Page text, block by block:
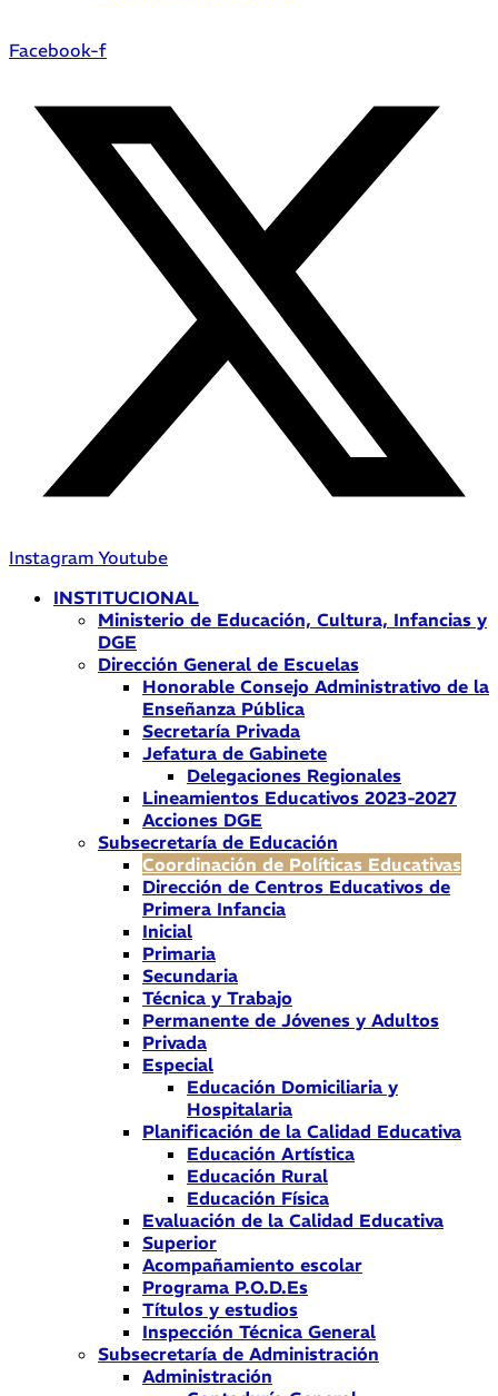
Facebook-f
Instagram Youtube
INSTITUCIONAL
Ministerio de Educación, Cultura, Infancias y
DGE
Dirección General de Escuelas
Honorable Consejo Administrativo de la
Enseñanza Pública
Secretaría Privada
Jefatura de Gabinete
Delegaciones Regionales
Lineamientos Educativos 2023-2027
Acciones DGE
Subsecretaría de Educación
Coordinación de Políticas Educativas
Dirección de Centros Educativos de
Primera Infancia
Inicial
Primaria
Secundaria
Técnica y Trabajo
Permanente de Jóvenes y Adultos
Privada
Especial
Educación Domiciliaria y
Hospitalaria
Planificación de la Calidad Educativa
Educación Artística
Educación Rural
Educación Física
Evaluación de la Calidad Educativa
Superior
Acompañamiento escolar
Programa P.O.D.Es
Títulos y estudios
Inspección Técnica General
Subsecretaría de Administración
Administración